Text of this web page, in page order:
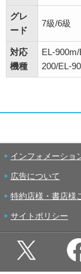
グレ
ード
7級/6級
対応
機種
EL-
200/EL-
インフォメーショ
広告について
特約店様・書店様
サイトポリシー